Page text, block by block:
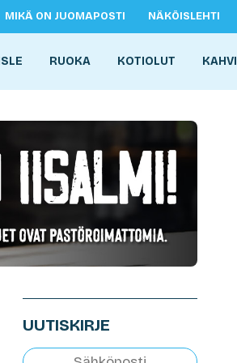
MIKÄ ON JUOMAPOSTI NÄKÖISLEHTI
RUOKA KOTIOLUT KAHVI
UUTISKIRJE